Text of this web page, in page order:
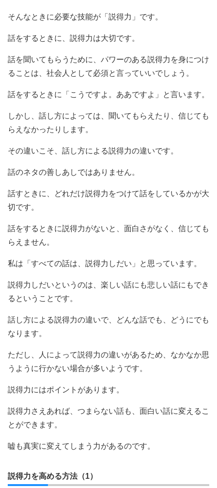
そんなときに必要な技能が「説得力」です。
話をするときに、説得力は大切です。
話を聞いてもらうために、パワーのある説得力を身につけ
ることは、社会人として必須と言っていいでしょう。
話をするときに「こうですよ。ああですよ」と言います。
しかし、話し方によっては、聞いてもらえたり、信じても
らえなかったりします。
その違いこそ、話し方による説得力の違いです。
話のネタの善しあしではありません。
話すときに、どれだけ説得力をつけて話をしているかが大
切です。
話をするときに説得力がないと、面白さがなく、信じても
らえません。
私は「すべての話は、説得力しだい」と思っています。
説得力しだいというのは、楽しい話にも悲しい話にもでき
るということです。
話し方による説得力の違いで、どんな話でも、どうにでも
なります。
ただし、人によって説得力の違いがあるため、なかなか思
うように行かない場合が多いようです。
説得力にはポイントがあります。
説得力さえあれば、つまらない話も、面白い話に変えるこ
とができます。
嘘も真実に変えてしまう力があるのです。
説得力を高める方法（1）